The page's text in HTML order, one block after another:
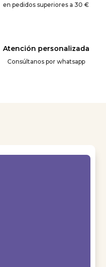
en pedidos superiores a 30 €
Atención personalizada
Consúltanos por whatsapp